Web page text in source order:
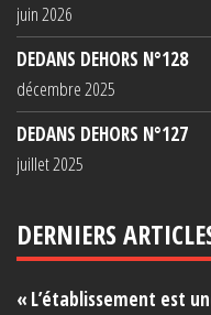
juin 2026
DEDANS DEHORS N°128
décembre 2025
DEDANS DEHORS N°127
juillet 2025
DERNIERS
« L’établissement est